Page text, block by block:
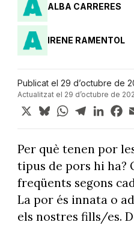
ALBA CARRERES
IRENE RAMENTOL
Publicat el 29 d’octubre de
Actualitzat el 29 d’octubre de
X BlueskyWhatsApp
Telegram
Per què tenen por
tipus de pors hi ha?
freqüents segons
La por és innata o
els nostres fills/es.